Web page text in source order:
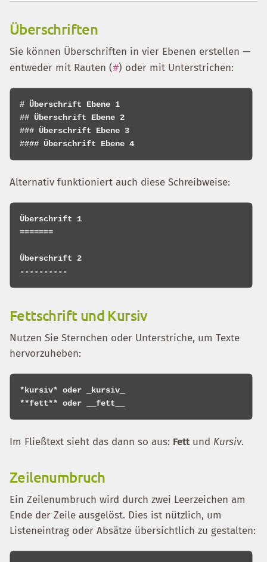
Überschriften
Sie können Überschriften in vier Ebenen erstellen —
entweder mit Rauten (#) oder mit Unterstrichen:
# Überschrift Ebene 1
## Überschrift Ebene 2
### Überschrift Ebene 3
Alternativ funktioniert auch diese Schreibweise:
Überschrift 1
=======
Überschrift 2
Fettschrift und Kursiv
Nutzen Sie Sternchen oder Unterstriche, um Texte
hervorzuheben:
*kursiv* oder _kursiv_
Im Fließtext sieht das dann so aus: Fettund Kursiv.
Zeilenumbruch
Ein Zeilenumbruch wird durch zwei Leerzeichen am
Ende der Zeile ausgelöst. Dies ist nützlich, um
Listeneintrag oder Absätze übersichtlich zu gestalten: